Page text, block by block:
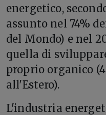
energetico,
assunto nel 74%
del Mondo) e nel
quella di
proprio organico
all'Estero).
L'industria